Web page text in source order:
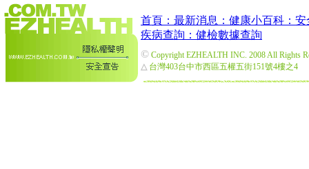
首頁： 最新消息： 健康小百科： 安
疾病查詢： 健檢數據查詢
© Copyright EZHEALTH INC. 2008 All Rights
△ 台灣403台中市西區五權五街151號4樓之4